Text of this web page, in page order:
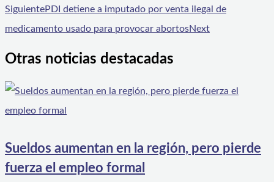
SiguientePDI detiene a imputado por venta ilegal de
medicamento usado para provocar abortosNext
Otras noticias destacadas
Sueldos aumentan en la región, pero pierde
fuerza el empleo formal